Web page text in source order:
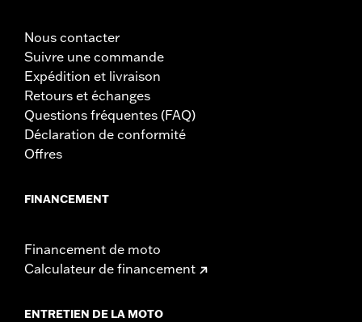
Nous contacter
Suivre une commande
Expédition et livraison
Retours et échanges
Questions fréquentes (FAQ)
Déclaration de conformité
Offres
FINANCEMENT
Financement de moto
Calculateur de financement
ENTRETIEN DE LA MOTO